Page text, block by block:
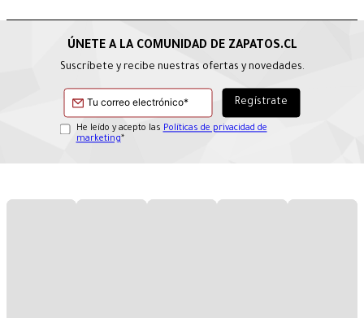
Suscríbete y recibe nuestras ofertas y novedades.
He leído y acepto las Políticas de privacidad de
marketing*